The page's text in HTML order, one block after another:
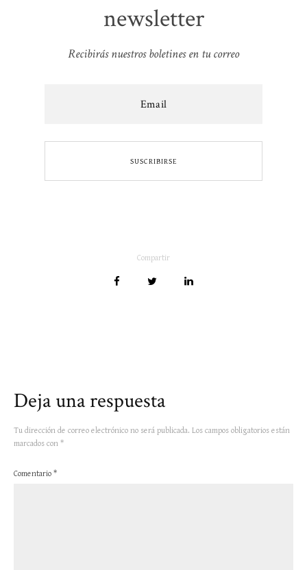
newsletter
Recibirás nuestros boletines en tu correo
Compartir
Deja una respuesta
Tu dirección de correo electrónico no será publicada. Los campos obligatorios están
marcados con *
Comentario *